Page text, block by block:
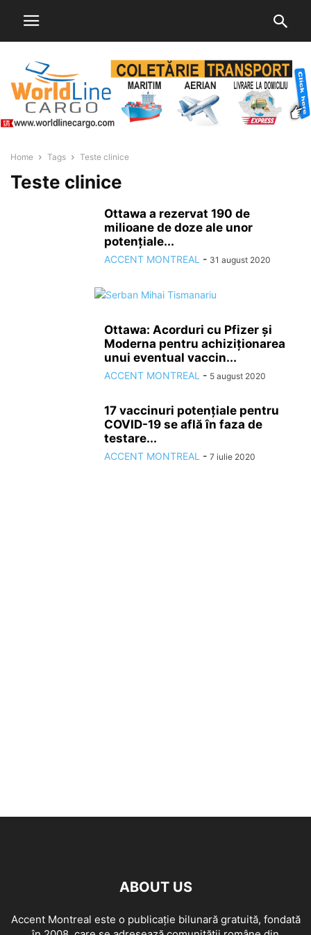
Home Tags Teste clinice
Teste clinice
Ottawa a rezervat 190 de
milioane de doze ale unor
potențiale...
ACCENT MONTREAL - 31 august 2020
Ottawa: Acorduri cu Pfizer și
Moderna pentru achiziționarea
unui eventual vaccin...
ACCENT MONTREAL - 5 august 2020
17 vaccinuri potențiale pentru
COVID-19 se află în faza de
testare...
ACCENT MONTREAL - 7 iulie 2020
ABOUT US
Accent Montreal este o publicație bilunară gratuită, fondată